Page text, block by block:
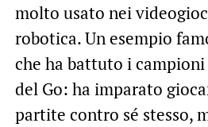
molto usato nei
robotica. Un esempio
che ha battuto i
del Go: ha imparato
partite contro sé stesso,